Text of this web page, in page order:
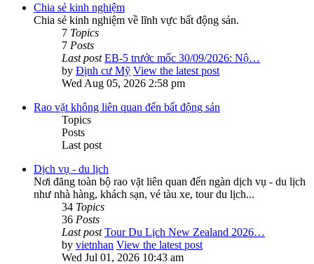
Chia sẻ kinh nghiệm
Chia sẻ kinh nghiệm về lĩnh vực bất động sản.
7 Topics
7 Posts
Last post EB-5 trước mốc 30/09/2026: Nộ…
by Định cư Mỹ View the latest post
Wed Aug 05, 2026 2:58 pm
Rao vặt không liên quan đến bất động sản
Topics
Posts
Last post
Dịch vụ - du lịch
Nơi đăng toàn bộ rao vặt liên quan đến ngàn dịch vụ - du lịch
như nhà hàng, khách sạn, vé tàu xe, tour du lịch...
34 Topics
36 Posts
Last post Tour Du Lịch New Zealand 2026…
by vietnhan View the latest post
Wed Jul 01, 2026 10:43 am